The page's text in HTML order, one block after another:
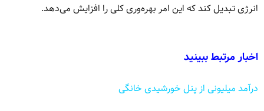
انرژی تبدیل کند که این امر بهره‌وری کلی را افزایش می‌دهد.
اخبار مرتبط ببینید
درآمد میلیونی از پنل خورشیدی خانگی